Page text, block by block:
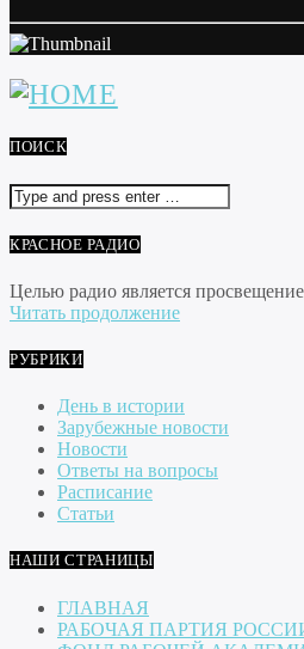
ПОИСК
КРАСНОЕ РАДИО
Целью радио является
Читать продолжение
РУБРИКИ
День в истории
Зарубежные новости
Новости
Ответы на вопросы
Расписание
Статьи
НАШИ СТРАНИЦЫ
ГЛАВНАЯ
РАБОЧАЯ ПАРТИЯ